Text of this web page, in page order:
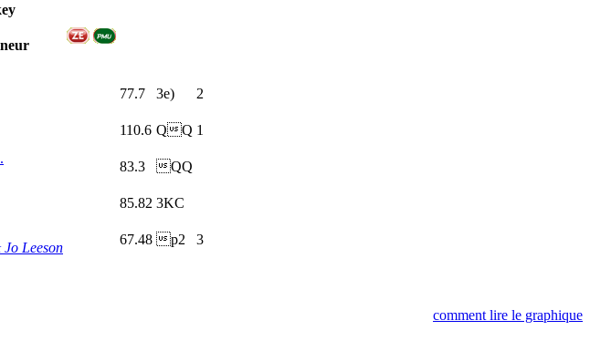
77.7 3e) 2
110.6 QQ 1
83.3 QQ
85.82 3KC
Leeson
67.48 p2 3
comment lire le graphique